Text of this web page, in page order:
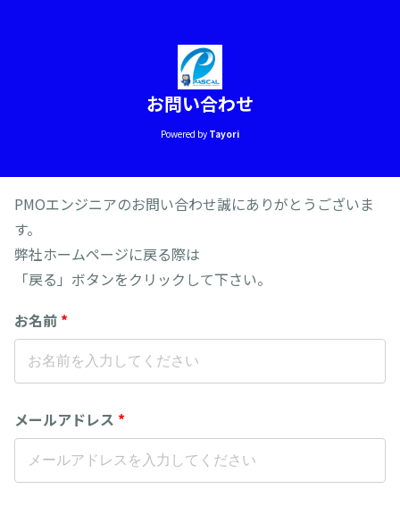
お問い合わせ
Powered by Tayori
PMOエンジニアのお問い合わせ誠にありがとうございま
す。
弊社ホームページに戻る際は
「戻る」ボタンをクリックして下さい。
お名前 *
メールアドレス *